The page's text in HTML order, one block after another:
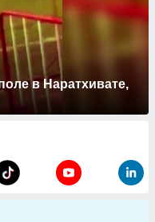
в Наратхивате,